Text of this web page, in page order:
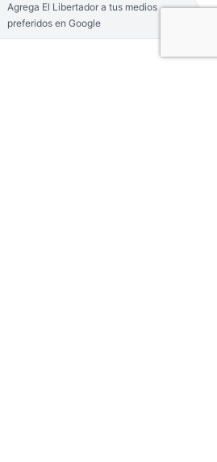
Agrega El Libertador a tus medios
preferidos en Google